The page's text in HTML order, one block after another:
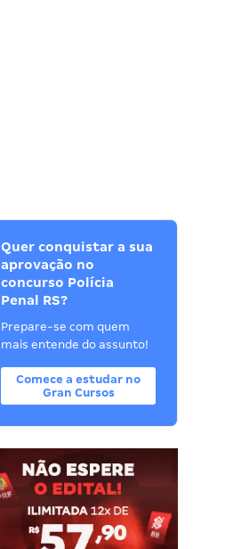
Quer conquistar a sua
aprovação no
concurso Polícia
Penal RS?
Prepare-se com quem
mais entende do assunto!
Comece a estudar no
Gran Cursos